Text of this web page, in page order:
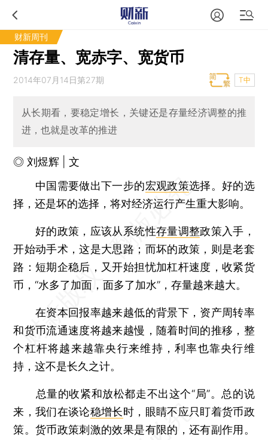
财新周刊
清存量、宽赤字、宽货币
2014年07月14日第27期 T中
从长期看，要稳定增长，关键还是存量经济调整的推
进，也就是改革的推进
◎ 刘煜辉 | 文
中国需要做出下一步的宏观政策选择。好的选
择，还是坏的选择，将对经济运行产生重大影响。
好的政策，应该从系统性存量调整政策入手，
开始动手术，这是大思路；而坏的政策，则是老套
路：短期企稳后，又开始担忧加杠杆速度，收紧货
币，“水多了加面，面多了加水”，存量越来越大。
在资本回报率越来越低的背景下，资产周转率
和货币流通速度将越来越慢，随着时间的推移，整
个杠杆将越来越靠央行来维持，利率也靠央行维
持，这不是长久之计。
总量的收紧和放松都走不出这个“局”。总的说
来，我们在谈论稳增长时，眼睛不应只盯着货币政
策。货币政策刺激的效果是有限的，还有副作用。